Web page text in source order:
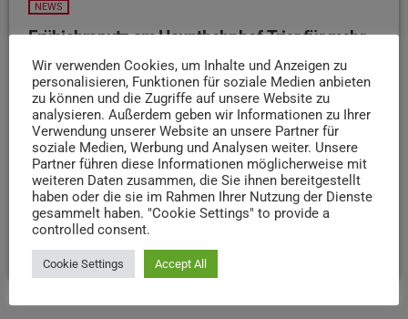
NEWS
Frühjahrsputz am Hauptbahnhof Trier für mehr
Sauberkeit und Wohlbefinden
Die Deutsche Bahn sorgt mit einer umfangreichen
Reinigungsaktion derzeit für mehr Sauberkeit am Trierer
Hauptbahnhof. Laut Pressemitteilung helfen neben DB-
Mitarbeitenden auch Mieter beim Säubern von
Bahnsteigen, Treppen, Automaten und Glasflächen. Die
Aktion ist Teil einer bundesweiten Sauberkeitsoffensive
mit über 100 Millionen Euro Investition.
Wir verwenden Cookies, um Inhalte und Anzeigen zu
personalisieren, Funktionen für soziale Medien anbieten
zu können und die Zugriffe auf unsere Website zu
analysieren. Außerdem geben wir Informationen zu Ihrer
Verwendung unserer Website an unsere Partner für
soziale Medien, Werbung und Analysen weiter. Unsere
Partner führen diese Informationen möglicherweise mit
weiteren Daten zusammen, die Sie ihnen bereitgestellt
haben oder die sie im Rahmen Ihrer Nutzung der Dienste
gesammelt haben. "Cookie Settings" to provide a
controlled consent.
Cookie Settings Accept All